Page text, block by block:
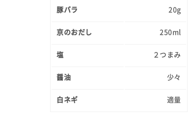
豚バラ 20g
京のおだし 250ml
塩 ２つまみ
醤油 少々
白ネギ 適量